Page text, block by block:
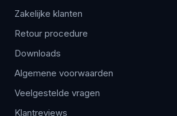
Zakelijke klanten
Retour procedure
Downloads
Algemene voorwaarden
Veelgestelde vragen
Klantreviews